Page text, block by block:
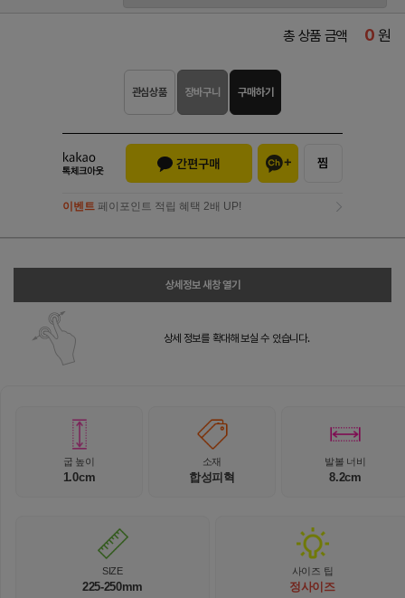
총 상품 금액 0 원
관심상품 장바구니 구매하기
상세정보 새창 열기
상세 정보를 확대해 보실 수 있습니다.
굽 높이
1.0cm
소재
합성피혁
발볼 너비
8.2cm
SIZE
225-250mm
사이즈 팁
정사이즈